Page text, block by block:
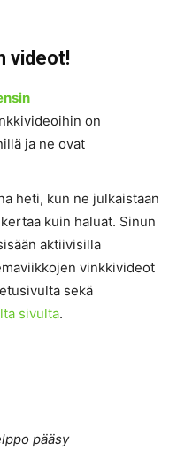
videot!
on
ja ne ovat
heti, kun ne julkaistaan
kuin haluat. Sinun
aktiivisilla
vinkkivideot
sekä
sivulta.
pääsy